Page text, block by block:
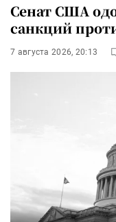
Сенат США
санкций
7 августа 2026, 20:13